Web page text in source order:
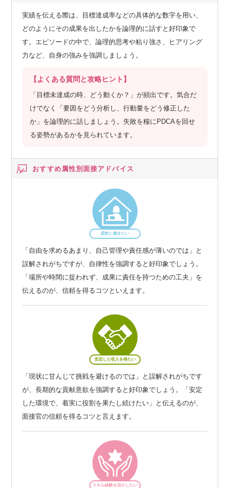
実績を伝える際は、目標達成率などの具体的な数字を用い、
どのようにその成果を出したかを論理的に話すと好印象で
す。エピソードの中で、論理的思考や粘り強さ、ヒアリング
力など、自身の強みを強調しましょう。
【よくある質問と攻略ヒント】
「目標未達成の時、どう動くか？」が頻出です。気合だ
けでなく「要因をどう分析し、行動量をどう修正した
か」を論理的に話しましょう。失敗を糧にPDCAを回せ
る姿勢があるかを見られています。
おすすめ属性別面接アドバイス
柔軟に働きたい
「自由を求めるあまり、自己管理や責任感が薄いのでは」と
誤解されがちですが、自律性を強調すると好印象でしょう。
「場所や時間に捉われず、成果に責任を持つための工夫」を
伝えるのが、信頼を得るコツといえます。
安定した収入を得たい
「現状に甘んじて挑戦を避けるのでは」と誤解されがちです
が、長期的な貢献意欲を強調すると好印象でしょう。「安定
した環境で、着実に役割を果たし続けたい」と伝えるのが、
面接官の信頼を得るコツと言えます。
スキル経験を活かしたい